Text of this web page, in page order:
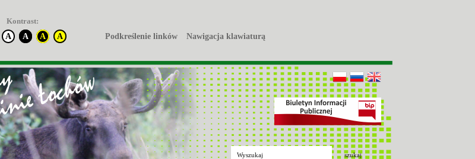
Kontrast:
A
A A A Podkreślenie linków Nawigacja klawiaturą
szukaj